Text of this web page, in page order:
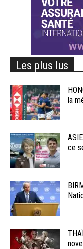
Les plus lus
la
ce